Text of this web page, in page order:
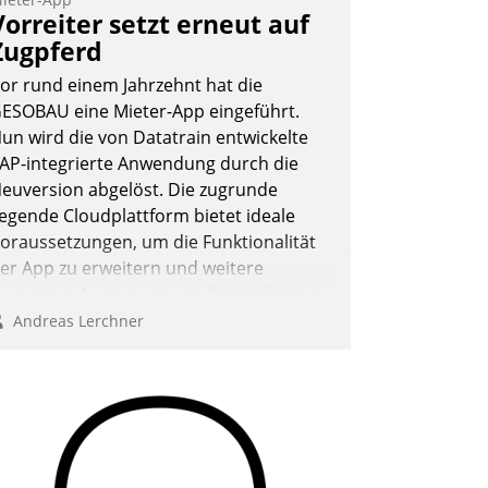
kurzweilige Einblicke in
Cloud-Strategien und -
mit hohem Zukunftspotenzial.
Andreas Lerchner
setzt erneut auf
rund einem Jahrzehnt hat die
eine Mieter-App eingeführt.
wird die von Datatrain entwickelte
integrierte Anwendung durch die
abgelöst. Die zugrunde
Cloudplattform bietet ideale
um die Funktionalität
App zu erweitern und weitere
SAP zu integrieren.
Andreas Lerchner